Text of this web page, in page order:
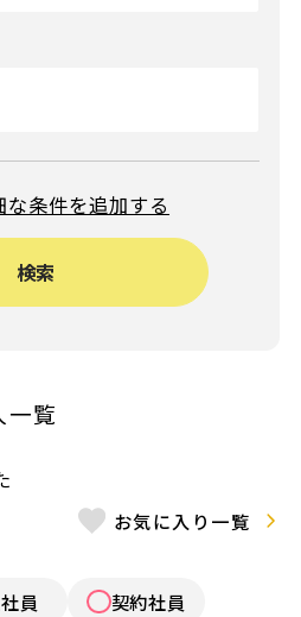
〜
認定こども園
な条件を追加する
検索
一覧
お気に入り一覧
員
契約社員